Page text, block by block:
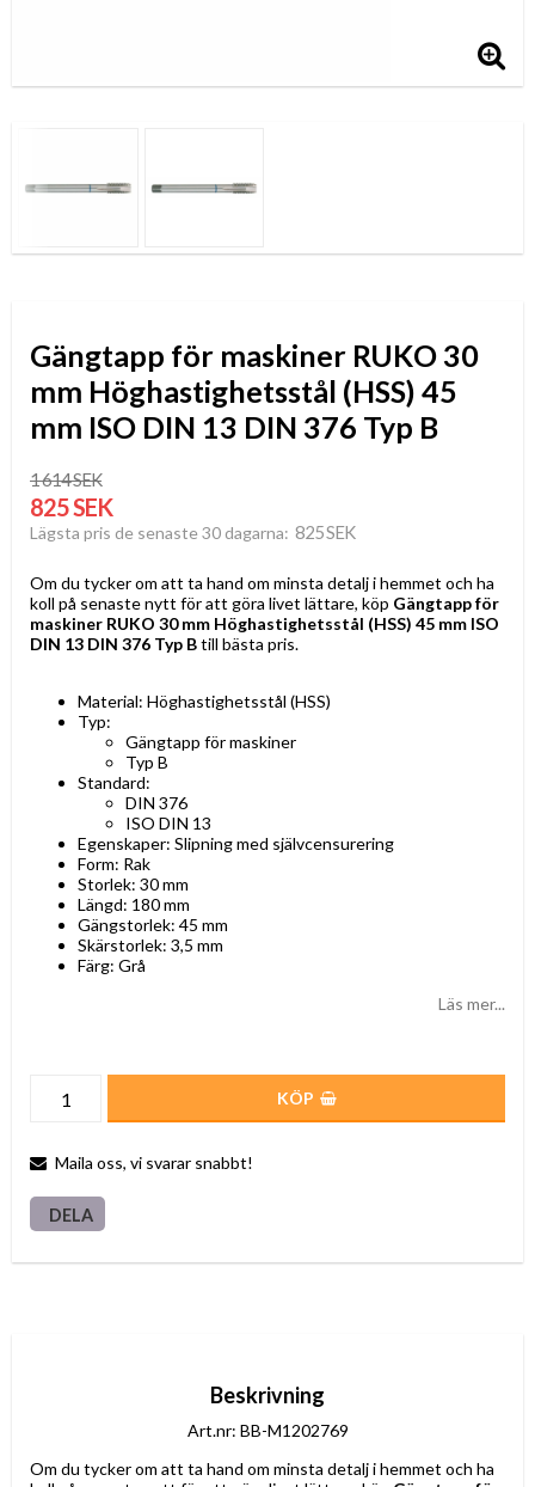
Gängtapp för maskiner RUKO 30
mm Höghastighetsstål (HSS) 45
mm ISO DIN 13 DIN 376 Typ B
1 614 SEK
825 SEK
Lägsta pris de senaste 30 dagarna 825 SEK
Om du tycker om att ta hand om minsta detalj i hemmet och ha
koll på senaste nytt för att göra livet lättare, köp Gängtapp för
maskiner RUKO 30 mm Höghastighetsstål (HSS) 45 mm ISO
DIN 13 DIN 376 Typ Btill bästa pris.
Material: Höghastighetsstål (HSS)
Typ:
Gängtapp för maskiner
Typ B
Standard:
DIN 376
ISO DIN 13
Egenskaper: Slipning med självcensurering
Form: Rak
Storlek: 30 mm
Längd: 180 mm
Gängstorlek: 45 mm
Skärstorlek: 3,5 mm
Färg: Grå
Läs mer...
KÖP
Maila oss, vi svarar snabbt!
DELA
Beskrivning
Art.nr: BB-M1202769
Om du tycker om att ta hand om minsta detalj i hemmet och ha